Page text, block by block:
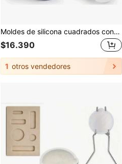
Moldes de silicona cuadrados con tapas para hacer tarros de almacenamiento DIY, resina, cemento, yeso, velas
$16.390
1 otros vendedores